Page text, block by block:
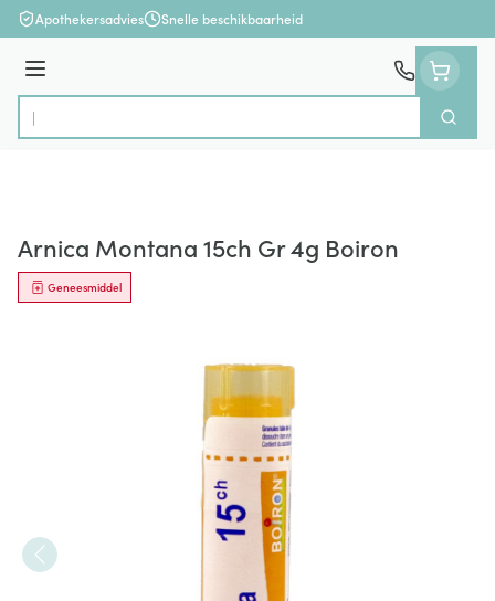
Ga naar de inhoud
Apothekersadvies Snelle beschikbaarheid
Menu
Product, merk, categorie...
Zoek
Arnica Montana 15ch Gr 4g Boiron
Geneesmiddel